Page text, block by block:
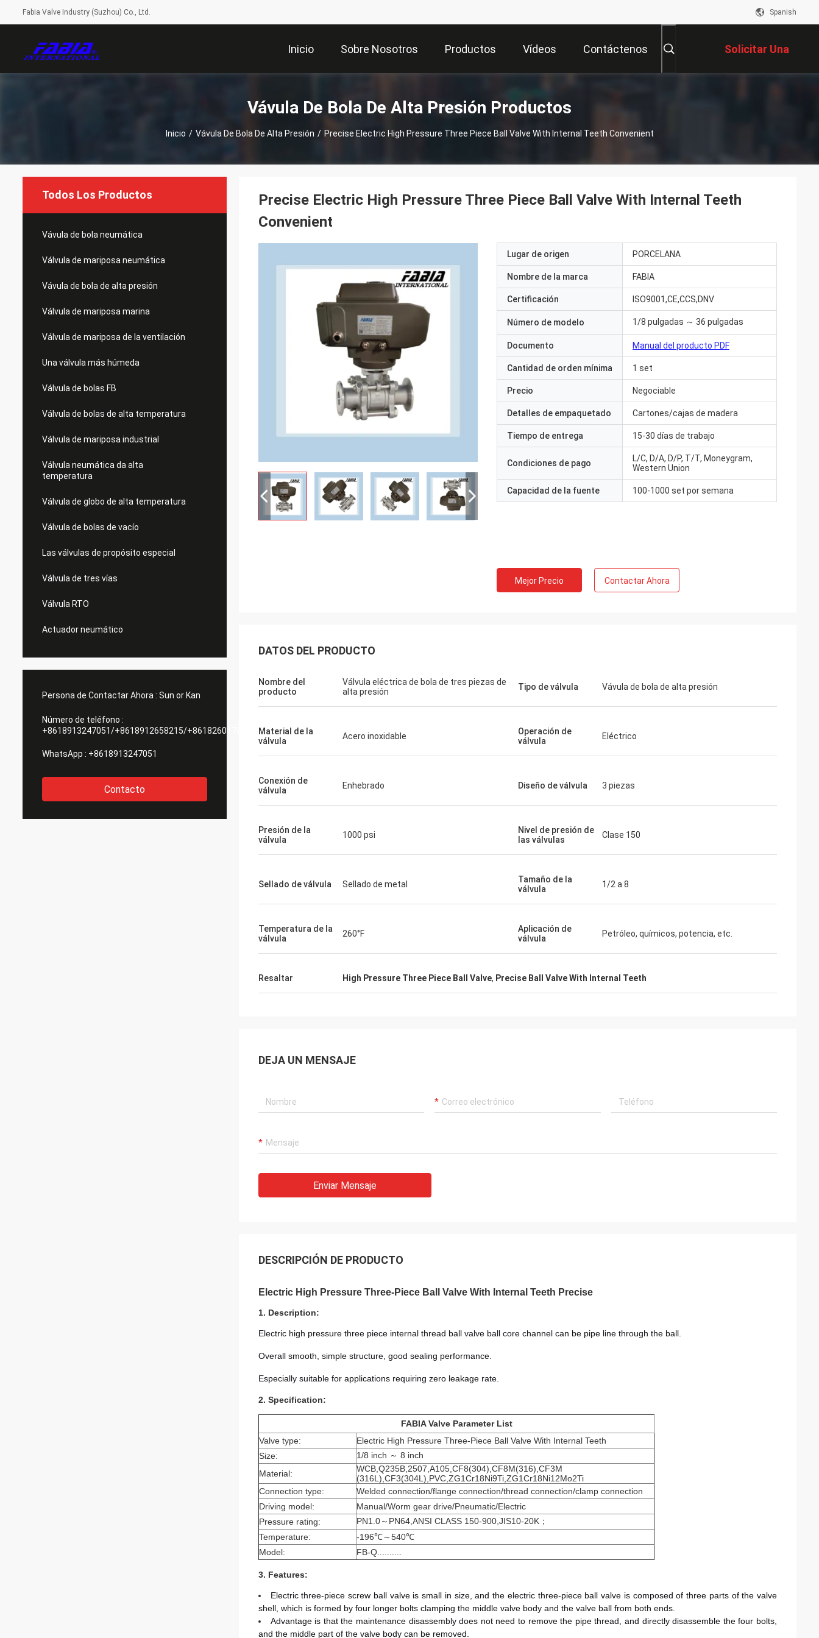
Fabia Valve Industry (Suzhou) Co., Ltd. Spanish
Inicio Sobre Nosotros Productos Vídeos Contáctenos Solicitar Una
Cotización
Vávula De Bola De Alta Presión Productos
Inicio / Vávula De Bola De Alta Presión / Precise Electric High Pressure Three Piece Ball Valve With Internal Teeth Convenient
Todos Los Productos
Vávula de bola neumática
Válvula de mariposa neumática
Vávula de bola de alta presión
Válvula de mariposa marina
Válvula de mariposa de la ventilación
Una válvula más húmeda
Válvula de bolas FB
Válvula de bolas de alta temperatura
Válvula de mariposa industrial
Válvula neumática da alta
temperatura
Válvula de globo de alta temperatura
Válvula de bolas de vacío
Las válvulas de propósito especial
Válvula de tres vías
Válvula RTO
Actuador neumático
Persona de Contactar Ahora : Sun or Kan
Número de teléfono :
+8618913247051/+8618912658215/+8618260178084
WhatsApp : +8618913247051
Contacto
Precise Electric High Pressure Three Piece Ball Valve With Internal Teeth
Convenient
Lugar de origen PORCELANA
Nombre de la marca FABIA
Certificación ISO9001,CE,CCS,DNV
Número de modelo 1/8 pulgadas ～ 36 pulgadas
Documento Manual del producto PDF
Cantidad de orden mínima 1 set
Precio Negociable
Detalles de empaquetado Cartones/cajas de madera
Tiempo de entrega 15-30 días de trabajo
Condiciones de pago
L/C, D/A, D/P, T/T, Moneygram,
Western Union
Capacidad de la fuente 100-1000 set por semana
Mejor Precio Contactar Ahora
DATOS DEL PRODUCTO
Nombre del
producto
Válvula eléctrica de bola de tres piezas de
alta presión
Tipo de válvula Vávula de bola de alta presión
Material de la
válvula
Acero inoxidable
Operación de
válvula
Eléctrico
Conexión de
válvula
Enhebrado Diseño de válvula 3 piezas
Presión de la
válvula
1000 psi
Nivel de presión de
las válvulas
Clase 150
Sellado de válvula Sellado de metal
Tamaño de la
válvula
1/2 a 8
Temperatura de la
válvula
260°F
Aplicación de
válvula
Petróleo, químicos, potencia, etc.
Resaltar High Pressure Three Piece Ball Valve, Precise Ball Valve With Internal Teeth
DEJA UN MENSAJE
Enviar Mensaje
DESCRIPCIÓN DE PRODUCTO
Electric High Pressure Three-Piece Ball Valve With Internal Teeth Precise
1. Description:
Electric high pressure three piece internal thread ball valve ball core channel can be pipe line through the ball.
Overall smooth, simple structure, good sealing performance.
Especially suitable for applications requiring zero leakage rate.
2. Specification:
FABIA Valve Parameter List
Valve type:
Electric High Pressure Three-Piece Ball Valve With Internal Teeth
Size:
1/8 inch ～ 8 inch
Material:
WCB,Q235B,2507,A105,CF8(304),CF8M(316),CF3M
(316L),CF3(304L),PVC,ZG1Cr18Ni9Ti,ZG1Cr18Ni12Mo2Ti
Connection type:
Welded connection/flange connection/thread connection/clamp connection
Driving model:
Manual/Worm gear drive/Pneumatic/Electric
Pressure rating:
PN1.0～PN64,ANSI CLASS 150-900,JIS10-20K；
Temperature:
-196℃～540℃
Model:
FB-Q..........
3. Features:
Electric three-piece screw ball valve is small in size, and the electric three-piece ball valve is composed of three parts of the valve
shell, which is formed by four longer bolts clamping the middle valve body and the valve ball from both ends.
Advantage is that the maintenance disassembly does not need to remove the pipe thread, and directly disassemble the four bolts,
and the middle part of the valve body can be removed.